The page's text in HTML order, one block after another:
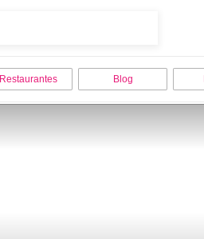
Restaurantes Blog